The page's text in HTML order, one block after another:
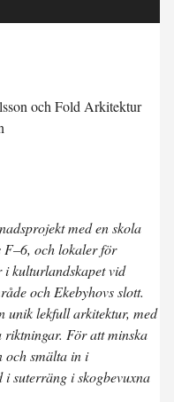
och Fold Arkitektur
med en skola
och lokaler för
i kulturlandskapet vid
och Ekebyhovs slott.
unik lekfull arkitektur, med
För att minska
och smälta in i
suterräng i skogbevuxna